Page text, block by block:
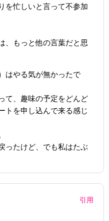
を忙しいと言って不参加
、もっと他の言葉だと思
はやる気が無かったで
て、趣味の予定をどんど
トを申し込んで来る感じ
ったけど、でも私はたぶ
引用